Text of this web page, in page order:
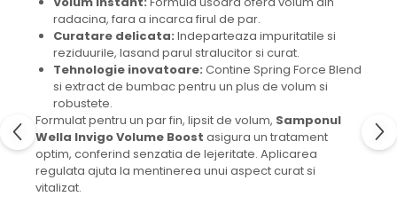
radacina, fara a incarca firul de par.
Curatare delicata: Indeparteaza impuritatile si
reziduurile, lasand parul stralucitor si curat.
Tehnologie inovatoare: Contine Spring Force Blend
si extract de bumbac pentru un plus de volum si
robustete.
Formulat pentru un par fin, lipsit de volum, Samponul
Wella Invigo Volume Boost asigura un tratament
optim, conferind senzatia de lejeritate. Aplicarea
regulata ajuta la mentinerea unui aspect curat si
vitalizat.